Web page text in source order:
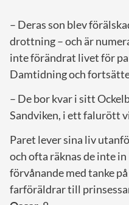
– Deras son blev
drottning – och är
inte förändrat livet för
Damtidning och
– De bor kvar i sitt
Sandviken, i ett falurött
Paret lever sina liv
och ofta räknas de inte
förvånande med tanke
farföräldrar till